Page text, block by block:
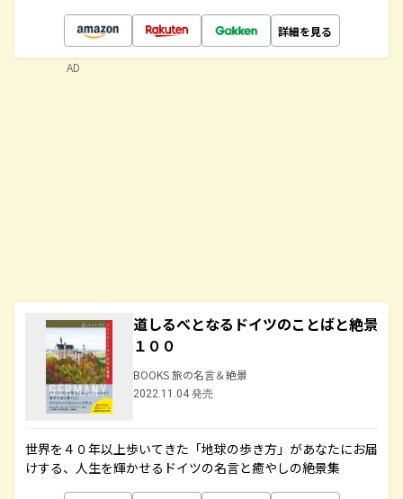
詳細を見る
道しるべとなるドイツのことばと絶景
１００
BOOKS 旅の名言＆絶景
2022.11.04 発売
世界を４０年以上歩いてきた「地球の歩き方」があなたにお届
けする、人生を輝かせるドイツの名言と癒やしの絶景集
AD